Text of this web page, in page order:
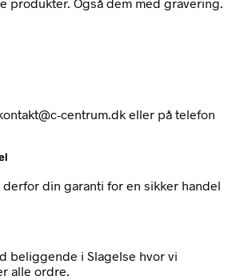
centrum.dk eller på telefon
din garanti for en sikker handel
beliggende i Slagelse hvor vi
alle ordre.